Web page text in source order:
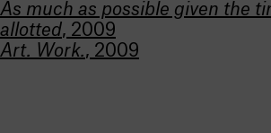
As much as possible given the
allotted, 2009
Art. Work., 2009